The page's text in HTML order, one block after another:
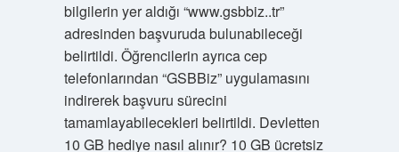
bilgilerin yer aldığı “www.gsbbiz..tr”
adresinden başvuruda bulunabileceği
belirtildi. Öğrencilerin ayrıca cep
telefonlarından “GSBBiz” uygulamasını
indirerek başvuru sürecini
tamamlayabilecekleri belirtildi. Devletten
10 GB hediye nasıl alınır? 10 GB ücretsiz